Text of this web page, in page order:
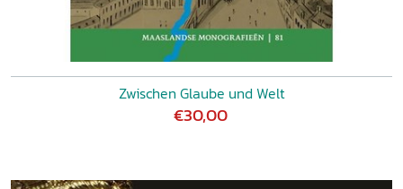
Zwischen Glaube und Welt
€30,00